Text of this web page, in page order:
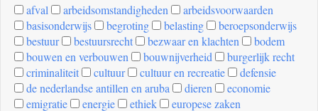
[invalid
name]
afval arbeidsomstandigheden
arbeidsvoorwaarden
basisonderwijs
begroting belasting
beroepsonderwijs
bestuur
bestuursrecht bezwaar en klachten
bodem
bouwen en verbouwen
bouwnijverheid
burgerlijk recht
criminaliteit
cultuur cultuur en recreatie
defensie
de nederlandse antillen en aruba
dieren
economie
emigratie
energie ethiek
europese zaken